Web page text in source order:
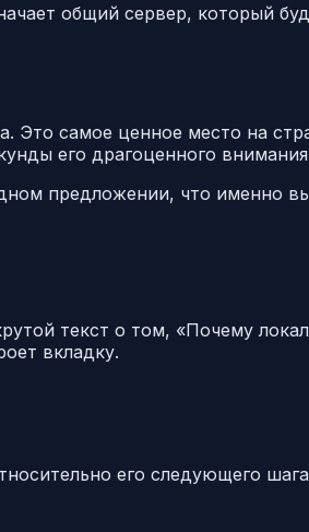
общий сервер, который
Это самое ценное место на
его драгоценного
предложении, что именно вы
текст о том, «Почему
вкладку.
его следующего